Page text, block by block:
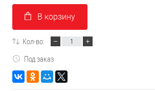
В корзину
Кол-во:
Под заказ